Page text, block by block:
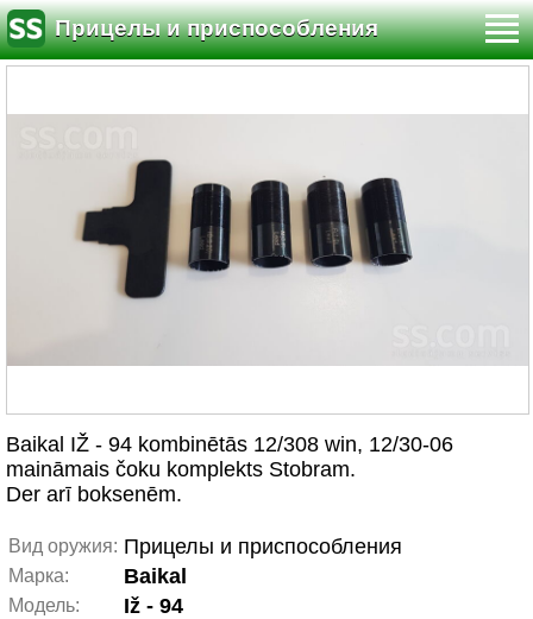
Прицелы и приспособления
Baikal IŽ - 94 kombinētās 12/308 win, 12/30-06
maināmais čoku komplekts Stobram.
Der arī boksenēm.
Вид оружия: Прицелы и приспособления
Марка: Baikal
Модель: Iž - 94